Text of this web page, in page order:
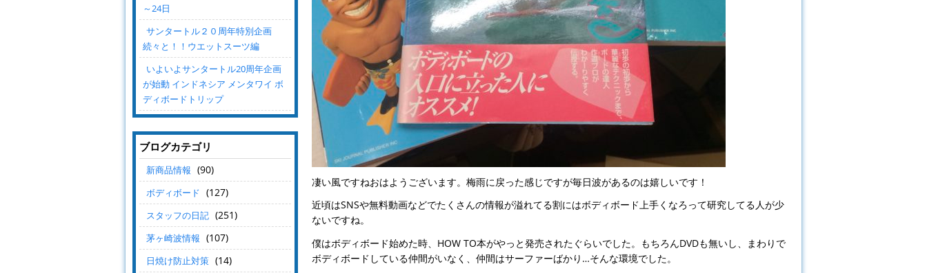
凄い風ですねおはようございます。梅雨に戻った感じですが毎日波があるのは嬉しいです！
近頃はSNSや無料動画などでたくさんの情報が溢れてる割にはボディボード上手くなろって研究してる人が少
ないですね。
僕はボディボード始めた時、HOW TO本がやっと発売されたぐらいでした。もちろんDVDも無いし、まわりで
ボディボードしている仲間がいなく、仲間はサーファーばかり…そんな環境でした。
～24日
サンタートル２０周年特別企画
続々と！！ウエットスーツ編
いよいよサンタートル20周年企画
が始動 インドネシア メンタワイ ボ
ディボードトリップ
ブログカテゴリ
新商品情報 (90)
ボディボード (127)
スタッフの日記 (251)
茅ヶ崎波情報 (107)
日焼け防止対策 (14)